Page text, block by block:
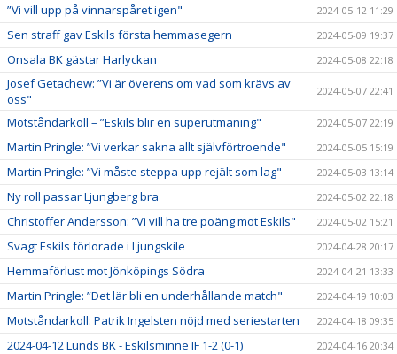
”Vi vill upp på vinnarspåret igen" 2024-05-12 11:29
Sen straff gav Eskils första hemmasegern 2024-05-09 19:37
Onsala BK gästar Harlyckan 2024-05-08 22:18
Josef Getachew: ”Vi är överens om vad som krävs av
oss"
2024-05-07 22:41
Motståndarkoll – ”Eskils blir en superutmaning" 2024-05-07 22:19
Martin Pringle: ”Vi verkar sakna allt självförtroende" 2024-05-05 15:19
Martin Pringle: ”Vi måste steppa upp rejält som lag" 2024-05-03 13:14
Ny roll passar Ljungberg bra 2024-05-02 22:18
Christoffer Andersson: ”Vi vill ha tre poäng mot Eskils" 2024-05-02 15:21
Svagt Eskils förlorade i Ljungskile 2024-04-28 20:17
Hemmaförlust mot Jönköpings Södra 2024-04-21 13:33
Martin Pringle: ”Det lär bli en underhållande match" 2024-04-19 10:03
Motståndarkoll: Patrik Ingelsten nöjd med seriestarten 2024-04-18 09:35
2024-04-12 Lunds BK - Eskilsminne IF 1-2 (0-1) 2024-04-16 20:34